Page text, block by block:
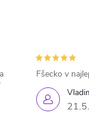
Fšecko v